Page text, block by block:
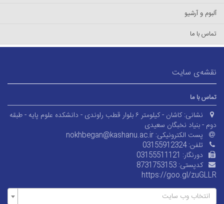
آلبوم و آرشیو
تماس با ما
نقشه‌ی سایت
تماس با ما
نشانی:
کاشان - کیلومتر ۶ بلوار قطب راوندی - دانشکده علوم پایه - طبقه
دوم - بنیاد نخبگان سعیدی
پست الکترونیکی: nokhbegan@kashanu.ac.ir
تلفن:03155912324
دورنگار: 03155511121
کدپستی: 8731753153
https://goo.gl/zuGLLR
انتخاب وب سایت